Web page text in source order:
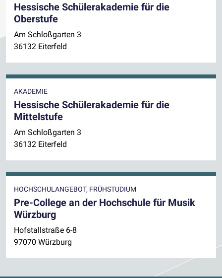
Hessische Schülerakademie für die
Oberstufe
Am Schloßgarten 3
36132 Eiterfeld
AKADEMIE
Hessische Schülerakademie für die
Mittelstufe
Am Schloßgarten 3
36132 Eiterfeld
HOCHSCHULANGEBOT, FRÜHSTUDIUM
Pre-College an der Hochschule für Musik
Würzburg
Hofstallstraße 6-8
97070 Würzburg